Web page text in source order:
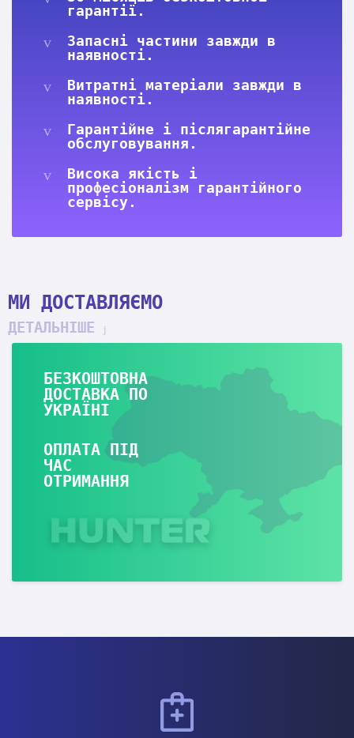
гарантії.
Запасні частини завжди в
наявності.
Витратні матеріали завжди в
наявності.
Гарантійне і післягарантійне
обслуговування.
Висока якість і
професіоналізм гарантійного
сервісу.
МИ ДОСТАВЛЯЄМО
ДЕТАЛЬНІШЕ
БЕЗКОШТОВНА
ДОСТАВКА ПО
УКРАЇНІ
ОПЛАТА ПІД
ЧАС
ОТРИМАННЯ